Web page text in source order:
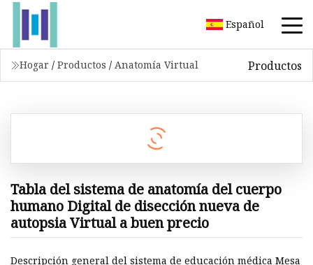
Español
Hogar / Productos / Anatomía Virtual Productos
Tabla del sistema de anatomía del cuerpo
humano Digital de disección nueva de
autopsia Virtual a buen precio
Descripción general del sistema de educación médica Mesa